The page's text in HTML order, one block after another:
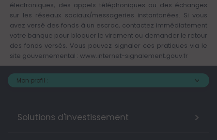
électroniques, des appels téléphoniques ou des échanges
sur les réseaux sociaux/messageries instantanées. Si vous
avez versé des fonds à un escroc, contactez immédiatement
votre banque pour bloquer le virement ou demander le retour
des fonds versés. Vous pouvez signaler ces pratiques via le
site gouvernemental : www.internet-signalement.gouv.fr
Mon profil :
Solutions d'investissement >